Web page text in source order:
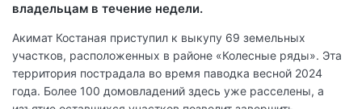
владельцам в течение недели.
Акимат Костаная приступил к выкупу 69 земельных
участков, расположенных в районе «Колесные ряды». Эта
территория пострадала во время паводка весной 2024
года. Более 100 домовладений здесь уже расселены, а